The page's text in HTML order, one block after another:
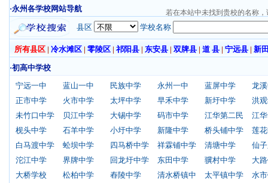
·永州各学校网站导航
若在本站中未找到贵校的名称
县区 学校名称
所有县区 | 冷水滩区 | 零陵区 | 祁阳县 | 东安县 | 双牌县 | 道 县 | 宁远县 | 新
·初高中学校
宁远一中
蓝山一中 民族中学 永州一中 蓝屏中学
龙
正市中学
火市中学 太坪中学 早禾中学 新圩中学
洪
未竹口中学
贝江中学 大锡中学 码市中学 江华第二民
江
枧头中学
石羊中学 小圩中学 新隆中学 桥头铺中学
莲
白马渡中学
蚣坝中学 四马桥中学 祥霖铺中学 清塘中学
仙
沱江中学
界牌中学 回龙圩中学 东田中学 骥村中学
大
大桥学校
松柏中学 舂陵中学 清水桥镇中 太平镇中学
水